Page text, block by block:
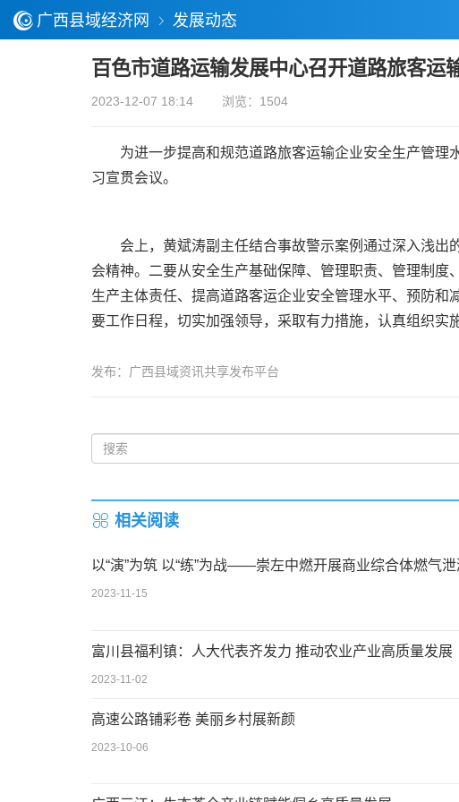
广西县域经济网 发展动态
百色市道路运输发展中心召开道路旅客运
2023-12-07 18:14 浏览：1504
为进一步提高和规范道路旅客运输企业安全生产管理
习宣贯会议。
会上，黄斌涛副主任结合事故警示案例通过深入浅出
会精神。二要从安全生产基础保障、管理职责、管理制
生产主体责任、提高道路客运企业安全管理水平、预防
要工作日程，切实加强领导，采取有力措施，认真组织实
发布：广西县域资讯共享发布平台
相关阅读
以“演”为筑 以“练”为战——崇左中燃开展商业综合体燃气
2023-11-15
富川县福利镇：人大代表齐发力 推动农业产业高质量发展
2023-11-02
高速公路铺彩卷 美丽乡村展新颜
2023-10-06